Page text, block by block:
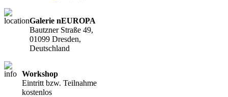
Galerie nEUROPA
Bautzner Straße 49,
01099 Dresden,
Deutschland
Workshop
Eintritt bzw. Teilnahme
kostenlos